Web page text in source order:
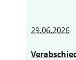
29.06.2026